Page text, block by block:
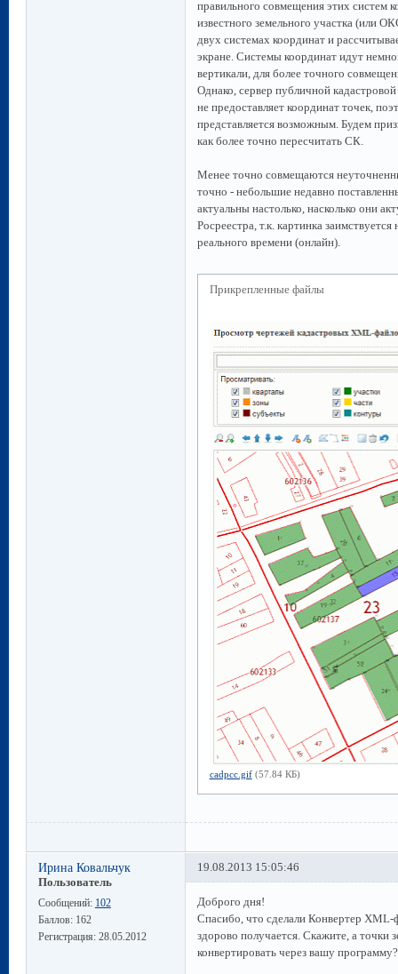
правильного совмещения этих систем
известного земельного участка (или
двух системах координат и
экране. Системы координат идут
вертикали, для более точного
Однако, сервер публичной
не предоставляет координат точек,
представляется возможным. Будем
как более точно пересчитать СК.
Менее точно совмещаются
точно - небольшие недавно
актуальны настолько, насколько они
Росреестра, т.к. картинка
реального времени (онлайн).
Прикрепленные файлы
cadpcc.gif (57.84 КБ)
Ирина Ковальчук
Пользователь
Сообщений: 102
Баллов: 162
Регистрация: 28.05.2012
19.08.2013 15:05:46
Доброго дня!
Спасибо, что сделали Конвертер
здорово получается. Скажите, а
конвертировать через вашу программу?